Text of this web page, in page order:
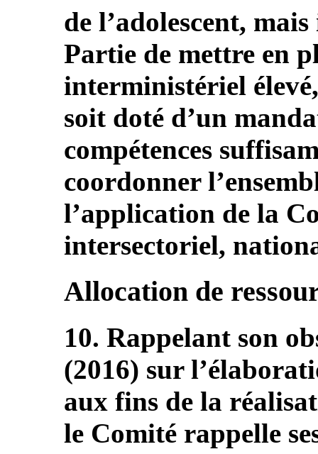
de l’adolescent,
Partie de mettre en
interministériel
soit doté d’un
compétences
coordonner
l’application de la
intersectoriel,
Allocation de
10. Rappelant son
(2016) sur
aux fins de la
le Comité rappelle